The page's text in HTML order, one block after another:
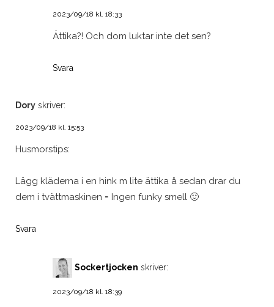
2023/09/18 kl. 18:33
Ättika?! Och dom luktar inte det sen?
Svara
Dory skriver:
2023/09/18 kl. 15:53
Husmorstips:
Lägg kläderna i en hink m lite ättika å sedan drar du
dem i tvättmaskinen = Ingen funky smell 🙂
Svara
Sockertjocken skriver:
2023/09/18 kl. 18:39